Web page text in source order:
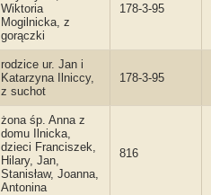
Wiktoria
Mogilnicka, z
gorączki
178-3-95
rodzice ur. Jan i
Katarzyna Ilniccy,
z suchot
178-3-95
żona śp. Anna z
domu Ilnicka,
dzieci Franciszek,
Hilary, Jan,
Stanisław, Joanna,
Antonina
816